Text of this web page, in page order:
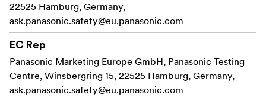
22525 Hamburg, Germany,
ask.panasonic.safety@eu.panasonic.com
EC Rep
Panasonic Marketing Europe GmbH, Panasonic Testing
Centre, Winsbergring 15, 22525 Hamburg, Germany,
ask.panasonic.safety@eu.panasonic.com